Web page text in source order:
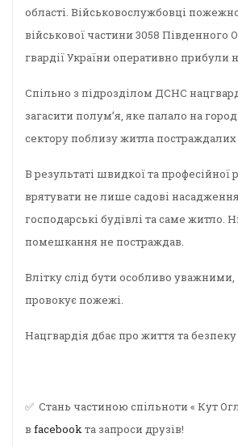
області. Військовослужбовці
військової частини 3058 Південного
гвардії України оперативно прибули
Спільно з підрозділом ДСНС
загасити полум’я, яке палало на
сектору поблизу житла
В результаті швидкої та професійної
врятувати не лише садові
господарські будівлі та саме житло.
помешкання не постраждав.
Влітку слід бути особливо
провокує пожежі.
Нацгвардія дбає про життя та
✅ Стань частиною спільноти « Кут
в facebookта запроси друзів!